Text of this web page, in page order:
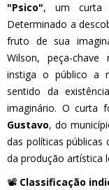
"Psico", um curta
Determinado a
fruto de sua
Wilson, peça-chave
instiga o público a
sentido da
imaginário. O curta
Gustavo, do
das políticas
da produção artística
📽️ Classificação